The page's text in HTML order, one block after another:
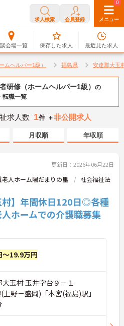
求人検索 会員登録 メニュー
会場一覧
0
保存した求人
0
最近見た求人
ムヘルパー1級） 福島県 安達郡大玉
研修（ホームヘルパー1級） の
転職一覧
求人数 1件 ＋非公開求人
月収順 年収順
更新日：2026年06月22日
人ホーム陽だまりの里
社会福祉法
村】年間休日120日◎各種
ホームでの介護職募集
～19.9万円
玉村 玉井字台９－１
上野－盛岡)「本宮(福島)駅」